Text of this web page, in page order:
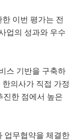
이번 평가는 전
업의 성과와 우수
스 기반을 구축하
의사가 직접 가정
진한 점에서 높은
업무협약을 체결한